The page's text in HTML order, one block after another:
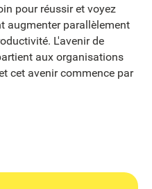
pour réussir et voyez
augmenter parallèlement
L'avenir de
aux organisations
cet avenir commence par